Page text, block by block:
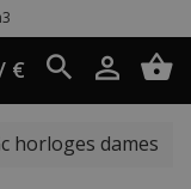
€
horloges dames